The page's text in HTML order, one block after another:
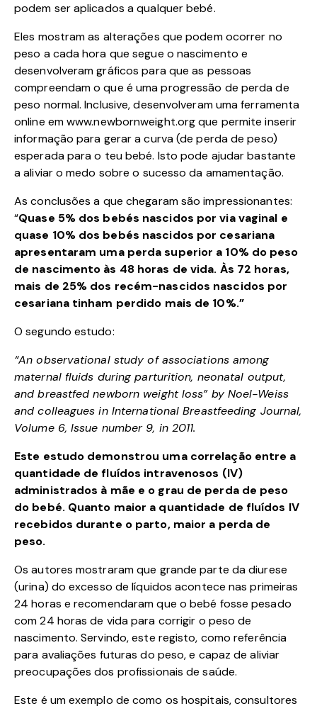
podem ser aplicados a qualquer bebé.
Eles mostram as alterações que podem ocorrer no
peso a cada hora que segue o nascimento e
desenvolveram gráficos para que as pessoas
compreendam o que é uma progressão de perda de
peso normal. Inclusive, desenvolveram uma ferramenta
online emwww.newbornweight.orgque permite inserir
informação para gerar a curva (de perda de peso)
esperada para o teu bebé. Isto pode ajudar bastante
a aliviar o medo sobre o sucesso da amamentação.
As conclusões a que chegaram são impressionantes:
“Quase 5% dos bebés nascidos por via vaginal e
quase 10% dos bebés nascidos por cesariana
apresentaram uma perda superior a 10% do peso
de nascimento às 48 horas de vida. Às 72 horas,
mais de 25% dos recém-nascidos nascidos por
cesariana tinham perdido mais de 10%.”
O segundo estudo:
“An observational study of associations among
maternal fluids during parturition, neonatal output,
and breastfed newborn weight loss” by Noel-Weiss
and colleagues in International Breastfeeding Journal,
Volume 6, Issue number 9, in 2011.
Este estudo demonstrou uma correlação entre a
quantidade de fluídos intravenosos (IV)
administrados à mãe e o grau de perda de peso
do bebé. Quanto maior a quantidade de fluídos IV
recebidos durante o parto, maior a perda de
peso.
Os autores mostraram que grande parte da diurese
(urina) do excesso de líquidos acontece nas primeiras
24 horas e recomendaram que o bebé fosse pesado
com 24 horas de vida para corrigir o peso de
nascimento. Servindo, este registo, como referência
para avaliações futuras do peso, e capaz de aliviar
preocupações dos profissionais de saúde.
Este é um exemplo de como os hospitais, consultores